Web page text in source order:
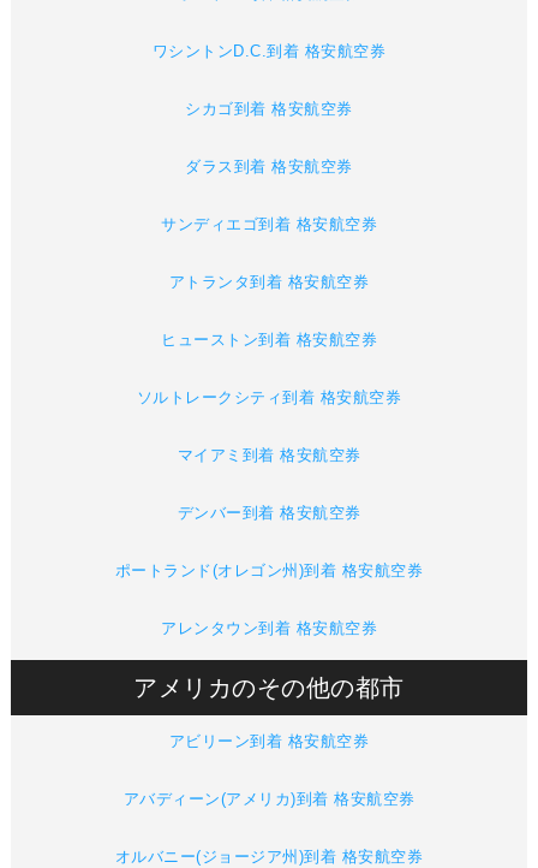
ワシントンD.C.到着 格安航空券
シカゴ到着 格安航空券
ダラス到着 格安航空券
サンディエゴ到着 格安航空券
アトランタ到着 格安航空券
ヒューストン到着 格安航空券
ソルトレークシティ到着 格安航空券
マイアミ到着 格安航空券
デンバー到着 格安航空券
ポートランド(オレゴン州)到着 格安航空券
アレンタウン到着 格安航空券
アメリカのその他の都市
アビリーン到着 格安航空券
アバディーン(アメリカ)到着 格安航空券
オルバニー(ジョージア州)到着 格安航空券